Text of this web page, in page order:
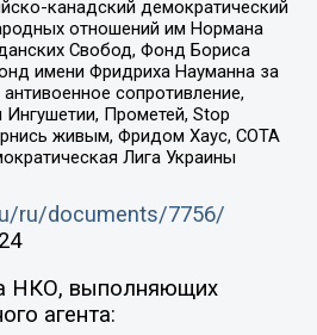
канадский демократический
отношений им Нормана
Свобод, Фонд Бориса
имени Фридриха Науманна за
сопротивление,
Прометей, Stop
живым, Фридом Хаус, СОТА
Лига Украины
ru/documents/7756/
НКО, выполняющих
агента: